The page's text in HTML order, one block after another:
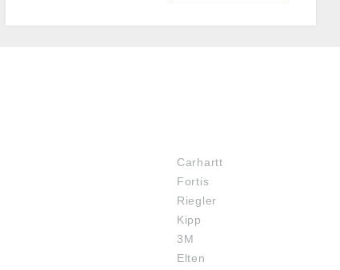
Carhartt
Fortis
Riegler
Kipp
3M
Elten